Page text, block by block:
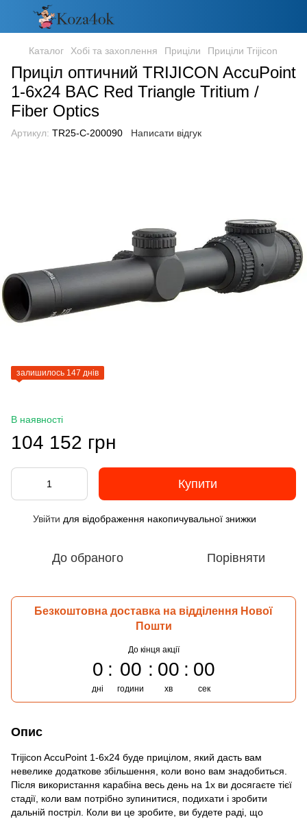
Каталог Хобі та захоплення Приціли Приціли Trijicon
Приціл оптичний TRIJICON AccuPoint
1-6x24 BAC Red Triangle Tritium /
Fiber Optics
Артикул: TR25-C-200090 Написати відгук
залишилось 147 днів
В наявності
104 152 грн
Купити
Увійти для відображення накопичувальної знижки
До обраного Порівняти
Безкоштовна доставка на відділення Нової
Пошти
До кінця акції
0
дні
00
години
00
хв
00
сек
Опис
Trijicon AccuPoint 1-6x24 буде прицілом, який дасть вам
невелике додаткове збільшення, коли воно вам знадобиться.
Після використання карабіна весь день на 1x ви досягаєте тієї
стадії, коли вам потрібно зупинитися, подихати і зробити
дальній постріл. Коли ви це зробите, ви будете раді, що